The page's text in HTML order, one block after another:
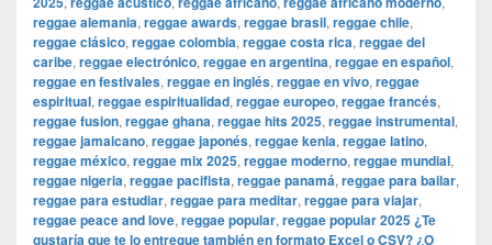
reggae alemania, reggae awards, reggae brasil, reggae chile,
reggae clásico, reggae colombia, reggae costa rica, reggae del
caribe, reggae electrónico, reggae en argentina, reggae en español,
reggae en festivales, reggae en inglés, reggae en vivo, reggae
espiritual, reggae espiritualidad, reggae europeo, reggae francés,
reggae fusion, reggae ghana, reggae hits 2025, reggae instrumental,
reggae jamaicano, reggae japonés, reggae kenia, reggae latino,
reggae méxico, reggae mix 2025, reggae moderno, reggae mundial,
reggae nigeria, reggae pacifista, reggae panamá, reggae para bailar,
reggae para estudiar, reggae para meditar, reggae para viajar,
reggae peace and love, reggae popular, reggae popular 2025 ¿Te
gustaría que te lo entregue también en formato Excel o CSV? ¿O